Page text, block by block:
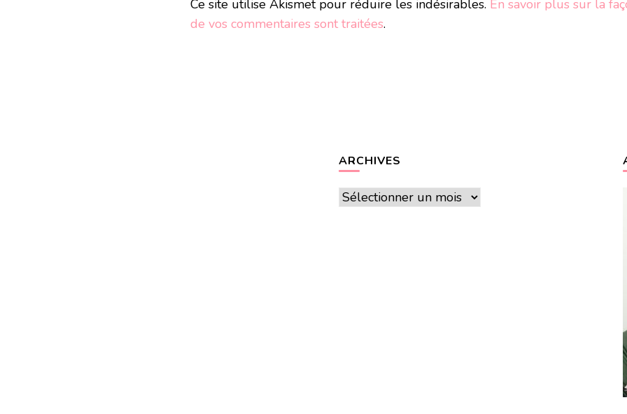
Ce site utilise Akismet pour réduire les indésirables. En savoir plus sur la
de vos commentaires sont traitées.
ARCHIVES
Archives